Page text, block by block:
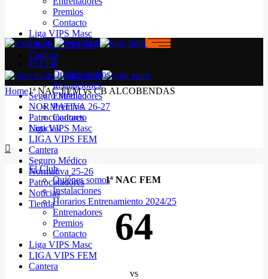
Premios
Contacto
Liga VIPS Masc
LIGA VIPS FEM
Cantera
Seguro Médico
NORMATIVA 26-27
Patrocinadores
Noticias
El Club
Quiénes somos
Instalaciones
Horarios Entrenamiento 2024/25
Entrenadores
Premios
Contacto
Liga VIPS Masc
LIGA VIPS FEM
Cantera
El Club
Quiénes somos
Instalaciones
Entrenadores
Premios
Contacto
Liga VIPS Masc
LIGA VIPS FEM
Cantera
Seguro Médico
Normativa 25-26
Patrocinadores
Noticias
Tienda
Home1ª NAC FEM vs CB ALCOBENDAS
1ª NAC FEM
64
vs